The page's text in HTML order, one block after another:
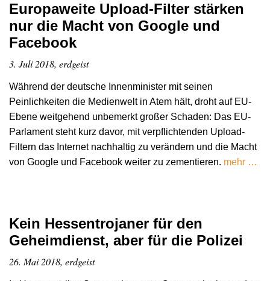
Europaweite Upload-Filter stärken
nur die Macht von Google und
Facebook
3. Juli 2018, erdgeist
Während der deutsche Innenminister mit seinen
Peinlichkeiten die Medienwelt in Atem hält, droht auf EU-
Ebene weitgehend unbemerkt großer Schaden: Das EU-
Parlament steht kurz davor, mit verpflichtenden Upload-
Filtern das Internet nachhaltig zu verändern und die Macht
von Google und Facebook weiter zu zementieren. mehr …
Kein Hessentrojaner für den
Geheimdienst, aber für die Polizei
26. Mai 2018, erdgeist